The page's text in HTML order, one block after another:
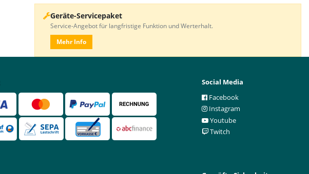
Geräte-Servicepaket
Service-Angebot für langfristige Funktion und Werterhalt.
Mehr Info
Social Media
Facebook
Instagram
Youtube
Twitch